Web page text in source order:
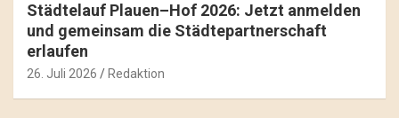
Städtelauf Plauen–Hof 2026: Jetzt anmelden
und gemeinsam die Städtepartnerschaft
erlaufen
26. Juli 2026 Redaktion